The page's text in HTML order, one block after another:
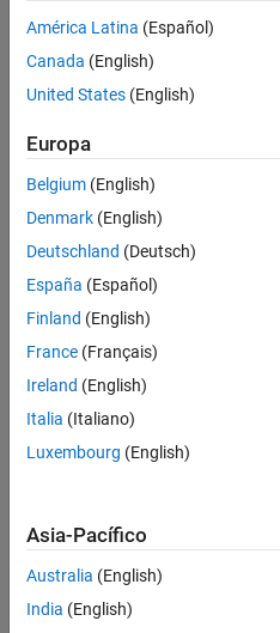
América Latina (Español)
Canada (English)
United States (English)
Europa
Belgium (English)
Denmark (English)
Deutschland (Deutsch)
España (Español)
Finland (English)
France (Français)
Ireland (English)
Italia (Italiano)
Luxembourg (English)
Asia-Pacífico
Australia (English)
India (English)
Centro de confianza
Marcas
Política de privacidad
Información de contacto
© 1994-2026 The MathWorks,